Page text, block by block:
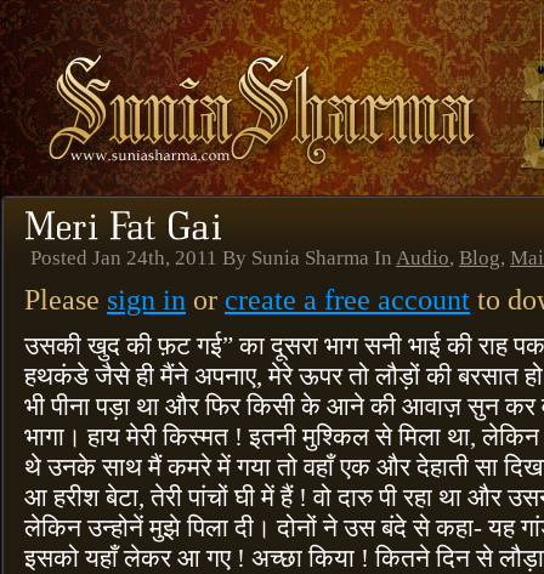
Posted Jan 24th, 2011 By Sunia Sharma In Audio, Blog,
Please sign in or create a free account to
उसकी खुद की फ़ट गई” का दूसरा भाग सनी भाई की
हथकंडे जैसे ही मैंने अपनाए, मेरे ऊपर तो लौड़ों की बरसात
भी पीना पड़ा था और फिर किसी के आने की आवाज़ सुन कर
भागा। हाय मेरी किस्मत ! इतनी मुश्किल से मिला था, लेकिन
थे उनके साथ मैं कमरे में गया तो वहाँ एक और देहाती सा
आ हरीश बेटा, तेरी पांचों घी में हैं ! वो दारु पी रहा था और
लेकिन उन्होनें मुझे पिला दी। दोनों ने उस बंदे से कहा- यह
इसको यहाँ लेकर आ गए ! अच्छा किया ! कितने दिन से लौड़ा